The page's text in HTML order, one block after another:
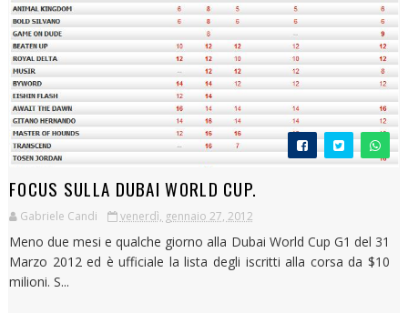
FOCUS SULLA DUBAI WORLD CUP.
Gabriele Candi venerdì, gennaio 27, 2012
Meno due mesi e qualche giorno alla Dubai World Cup G1 del 31
Marzo 2012 ed è ufficiale la lista degli iscritti alla corsa da $10
milioni. S...